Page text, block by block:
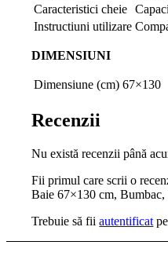
Caracteristici cheie
Instructiuni utilizare
DIMENSIUNI
Dimensiune (cm) 67×130
Recenzii
Nu există recenzii până
Fii primul care scrii o
Baie 67×130 cm,
Trebuie să fiiautentificat